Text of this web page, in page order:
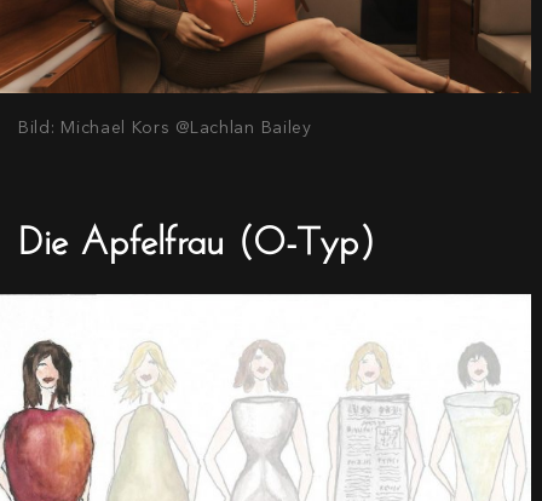
Bild: Michael Kors @Lachlan Bailey
Die Apfelfrau (O-Typ)